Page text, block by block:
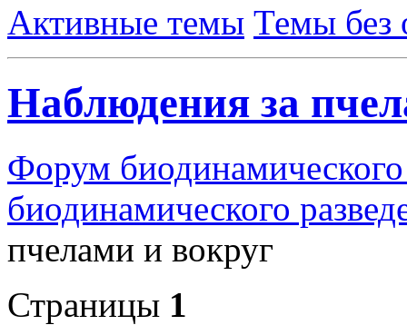
Активные темы Темы без
Наблюдения за
Форум биодинамического
биодинамического
пчелами и вокруг
Страницы 1